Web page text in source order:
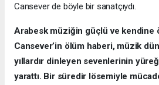
Cansever de böyle bir sanatçıydı.
Arabesk müziğin güçlü ve kendine
Cansever’in ölüm haberi, müzik
yıllardır dinleyen sevenlerinin
yarattı. Bir süredir lösemiyle